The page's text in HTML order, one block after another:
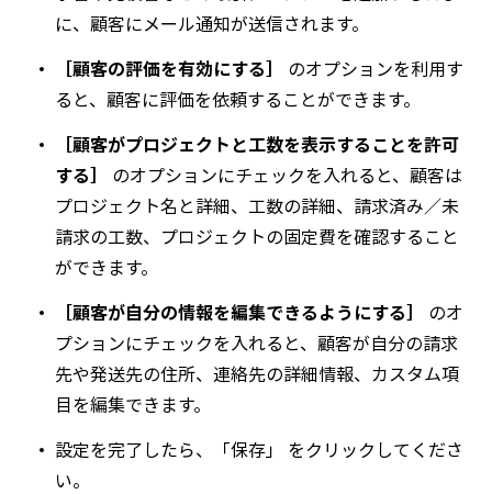
に、顧客にメール通知が送信されます。
［顧客の評価を有効にする］
のオプションを利用す
ると、顧客に評価を依頼することができます。
［顧客がプロジェクトと工数を表示することを許可
する］
のオプションにチェックを入れると、顧客は
プロジェクト名と詳細、工数の詳細、請求済み／未
請求の工数、プロジェクトの固定費を確認すること
ができます。
［顧客が自分の情報を編集できるようにする］
のオ
プションにチェックを入れると、顧客が自分の請求
先や発送先の住所、連絡先の詳細情報、カスタム項
目を編集できます。
設定を完了したら、「保存」 をクリックしてくださ
い。